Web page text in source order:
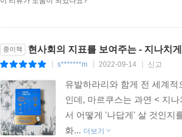
종이책 현사회의 지표를 보여주는 - 지나치
s*******m 2022-09-14 신고
유발하라리와 함게 전 세계
인데, 마르쿠스는 과연 < 지
서 어떻게 '나답게' 살 것인지
화... 더보기